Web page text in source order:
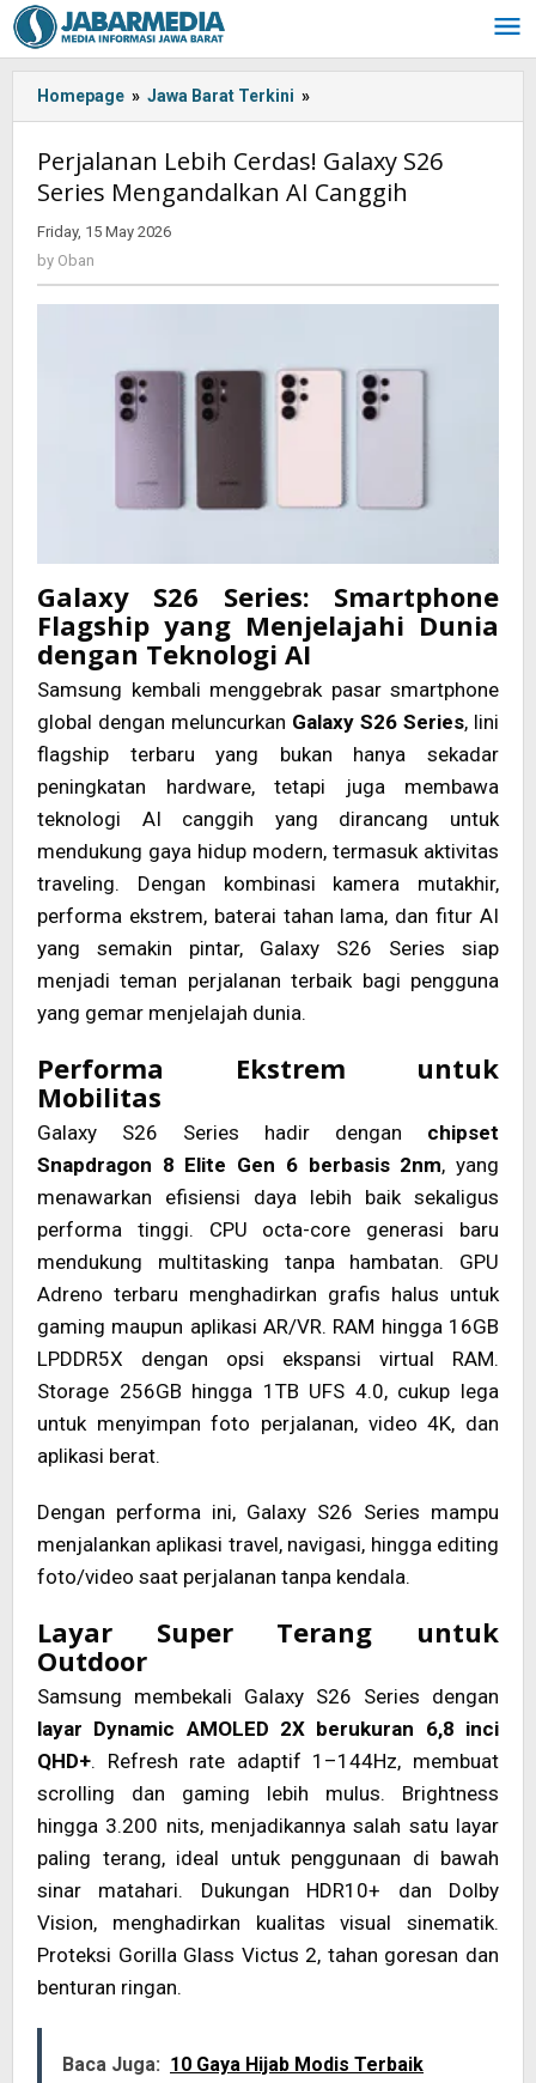
Skip
to
content
Homepage » Jawa Barat Terkini »
Lebih
Galaxy
S26
Perjalanan Lebih Cerdas! Galaxy S26
Series Mengandalkan AI Canggih
Friday, 15 May 2026
by Oban
Galaxy S26 Series: Smartphone
Flagship yang Menjelajahi Dunia
dengan Teknologi AI
Samsung kembali menggebrak pasar smartphone
global dengan meluncurkan Galaxy S26 Series, lini
flagship terbaru yang bukan hanya sekadar
peningkatan hardware, tetapi juga membawa
teknologi AI canggih yang dirancang untuk
mendukung gaya hidup modern, termasuk aktivitas
traveling. Dengan kombinasi kamera mutakhir,
performa ekstrem, baterai tahan lama, dan fitur AI
yang semakin pintar, Galaxy S26 Series siap
menjadi teman perjalanan terbaik bagi pengguna
yang gemar menjelajah dunia.
Performa Ekstrem untuk
Mobilitas
Galaxy S26 Series hadir dengan chipset
Snapdragon 8 Elite Gen 6 berbasis 2nm, yang
menawarkan efisiensi daya lebih baik sekaligus
performa tinggi. CPU octa-core generasi baru
mendukung multitasking tanpa hambatan. GPU
Adreno terbaru menghadirkan grafis halus untuk
gaming maupun aplikasi AR/VR. RAM hingga 16GB
LPDDR5X dengan opsi ekspansi virtual RAM.
Storage 256GB hingga 1TB UFS 4.0, cukup lega
untuk menyimpan foto perjalanan, video 4K, dan
aplikasi berat.
Dengan performa ini, Galaxy S26 Series mampu
menjalankan aplikasi travel, navigasi, hingga editing
foto/video saat perjalanan tanpa kendala.
Layar Super Terang untuk
Outdoor
Samsung membekali Galaxy S26 Series dengan
layar Dynamic AMOLED 2X berukuran 6,8 inci
QHD+. Refresh rate adaptif 1–144Hz, membuat
scrolling dan gaming lebih mulus. Brightness
hingga 3.200 nits, menjadikannya salah satu layar
paling terang, ideal untuk penggunaan di bawah
sinar matahari. Dukungan HDR10+ dan Dolby
Vision, menghadirkan kualitas visual sinematik.
Proteksi Gorilla Glass Victus 2, tahan goresan dan
benturan ringan.
Baca Juga: 10 Gaya Hijab Modis Terbaik